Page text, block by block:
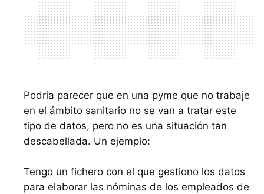
Podría parecer que en una pyme que no trabaje
en el ámbito sanitario no se van a tratar este
tipo de datos, pero no es una situación tan
descabellada. Un ejemplo:
Tengo un fichero con el que gestiono los datos
para elaborar las nóminas de los empleados de